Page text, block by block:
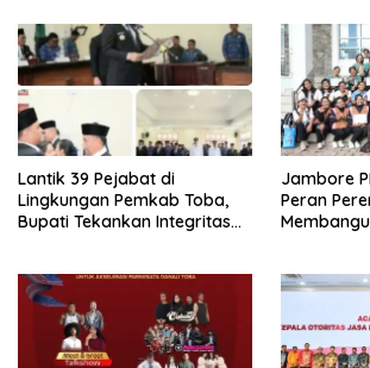
Lantik 39 Pejabat di
Lingkungan Pemkab Toba,
Bupati Tekankan Integritas
Jambore
Peran